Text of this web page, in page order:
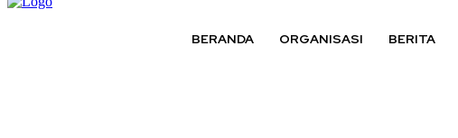
BERANDA ORGANISASI BERITA